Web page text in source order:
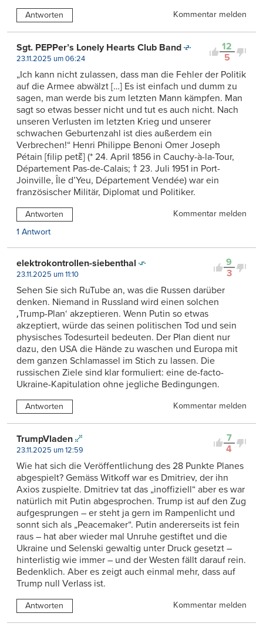
Antworten Kommentar melden
12
5
Sgt. PEPPer’s Lonely Hearts Club Band
23.11.2025 um 06:24
„Ich kann nicht zulassen, dass man die Fehler der Politik
auf die Armee abwälzt […] Es ist einfach und dumm zu
sagen, man werde bis zum letzten Mann kämpfen. Man
sagt so etwas besser nicht und tut es auch nicht. Nach
unseren Verlusten im letzten Krieg und unserer
schwachen Geburtenzahl ist dies außerdem ein
Verbrechen!“ Henri Philippe Benoni Omer Joseph
Pétain [filip petɛ̃] (* 24. April 1856 in Cauchy-à-la-Tour,
Département Pas-de-Calais; † 23. Juli 1951 in Port-
Joinville, Île d’Yeu, Département Vendée) war ein
französischer Militär, Diplomat und Politiker.
Antworten
Kommentar melden
1 Antwort
9
3
elektrokontrollen-siebenthal
23.11.2025 um 11:10
Sehen Sie sich RuTube an, was die Russen darüber
denken. Niemand in Russland wird einen solchen
‚Trump-Plan‘ akzeptieren. Wenn Putin so etwas
akzeptiert, würde das seinen politischen Tod und sein
physisches Todesurteil bedeuten. Der Plan dient nur
dazu, den USA die Hände zu waschen und Europa mit
dem ganzen Schlamassel im Stich zu lassen. Die
russischen Ziele sind klar formuliert: eine de-facto-
Ukraine-Kapitulation ohne jegliche Bedingungen.
Antworten Kommentar melden
7
4
TrumpVladen
23.11.2025 um 12:59
Wie hat sich die Veröffentlichung des 28 Punkte Planes
abgespielt? Gemäss Witkoff war es Dmitriev, der ihn
Axios zuspielte. Dmitriev tat das „inoffiziell“ aber es war
natürlich mit Putin abgesprochen. Trump ist auf den Zug
aufgesprungen – er steht ja gern im Rampenlicht und
sonnt sich als „Peacemaker“. Putin andererseits ist fein
raus – hat aber wieder mal Unruhe gestiftet und die
Ukraine und Selenski gewaltig unter Druck gesetzt –
hinterlistig wie immer – und der Westen fällt darauf rein.
Bedenklich. Aber es zeigt auch einmal mehr, dass auf
Trump null Verlass ist.
Antworten Kommentar melden